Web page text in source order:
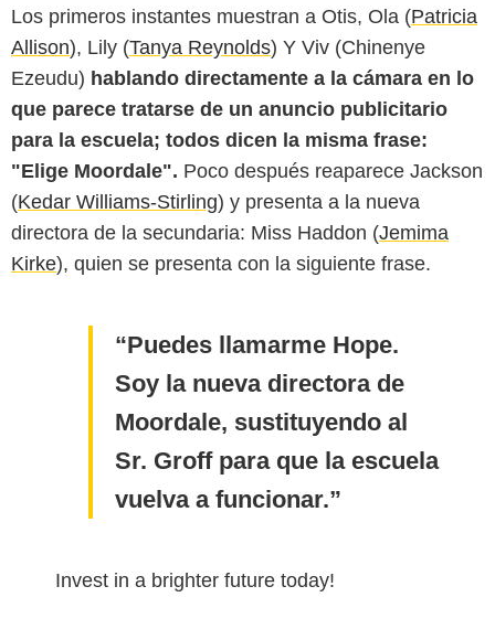
Los primeros instantes muestran a Otis, Ola (Patricia
Allison), Lily (Tanya Reynolds) Y Viv (Chinenye
Ezeudu) hablando directamente a la cámara en lo
que parece tratarse de un anuncio publicitario
para la escuela; todos dicen la misma frase:
"Elige Moordale". Poco después reaparece Jackson
(Kedar Williams-Stirling) y presenta a la nueva
directora de la secundaria: Miss Haddon (Jemima
Kirke), quien se presenta con la siguiente frase.
Puedes llamarme Hope.
Soy la nueva directora de
Moordale, sustituyendo al
Sr. Groff para que la escuela
vuelva a funcionar.
Invest in a brighter future today!